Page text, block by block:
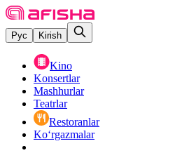
Рус Kirish
Kino
Konsertlar
Mashhurlar
Teatrlar
Restoranlar
Ko‘rgazmalar